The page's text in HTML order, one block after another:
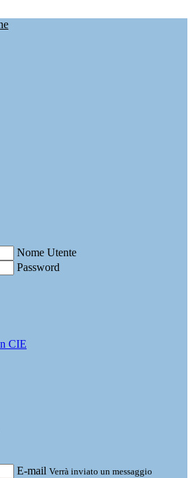
Nome Utente
Password
CIE
E-mail Verrà inviato un messaggio